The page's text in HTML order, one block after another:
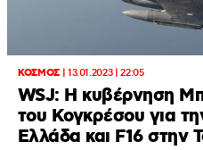
ΚΟΣΜΟΣ| 13.01.2023 | 22:05
WSJ: Η κυβέρνηση
του Κογκρέσου για
Ελλάδα και F16 στην